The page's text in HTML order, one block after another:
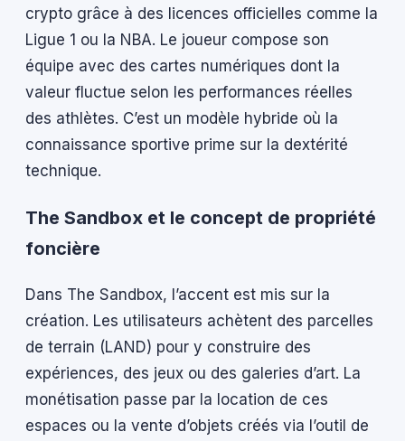
crypto grâce à des licences officielles comme la
Ligue 1 ou la NBA. Le joueur compose son
équipe avec des cartes numériques dont la
valeur fluctue selon les performances réelles
des athlètes. C’est un modèle hybride où la
connaissance sportive prime sur la dextérité
technique.
The Sandbox et le concept de propriété
foncière
Dans The Sandbox, l’accent est mis sur la
création. Les utilisateurs achètent des parcelles
de terrain (LAND) pour y construire des
expériences, des jeux ou des galeries d’art. La
monétisation passe par la location de ces
espaces ou la vente d’objets créés via l’outil de